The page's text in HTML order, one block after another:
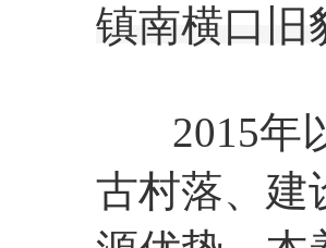
镇南横口旧
2015年以
古村落、建